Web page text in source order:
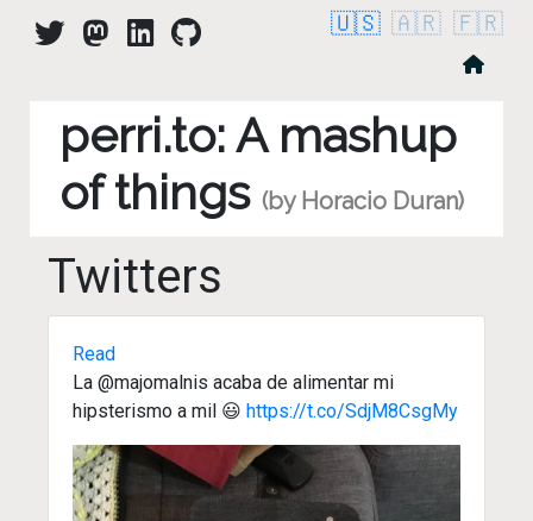
🇺🇸 🇦🇷 🇫🇷
perri.to: A mashup
of things (by Horacio Duran)
Twitters
Read
La @majomalnis acaba de alimentar mi
hipsterismo a mil 😃 https://t.co/SdjM8CsgMy